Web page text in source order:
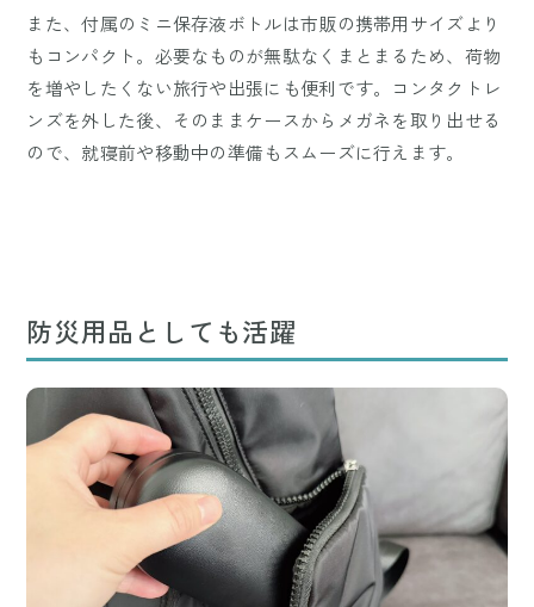
また、付属のミニ保存液ボトルは市販の携帯用サイズより
もコンパクト。必要なものが無駄なくまとまるため、荷物
を増やしたくない旅行や出張にも便利です。コンタクトレ
ンズを外した後、そのままケースからメガネを取り出せる
ので、就寝前や移動中の準備もスムーズに行えます。
防災用品としても活躍